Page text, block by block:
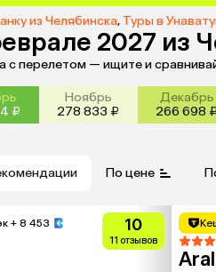
из Челябинска, Туры в
2027 из
с перелетом — ищите и
₽
Ноябрь
278 833 ₽
Декабрь
266 698 ₽
По цене
+ 8 453 10
11 отзывов